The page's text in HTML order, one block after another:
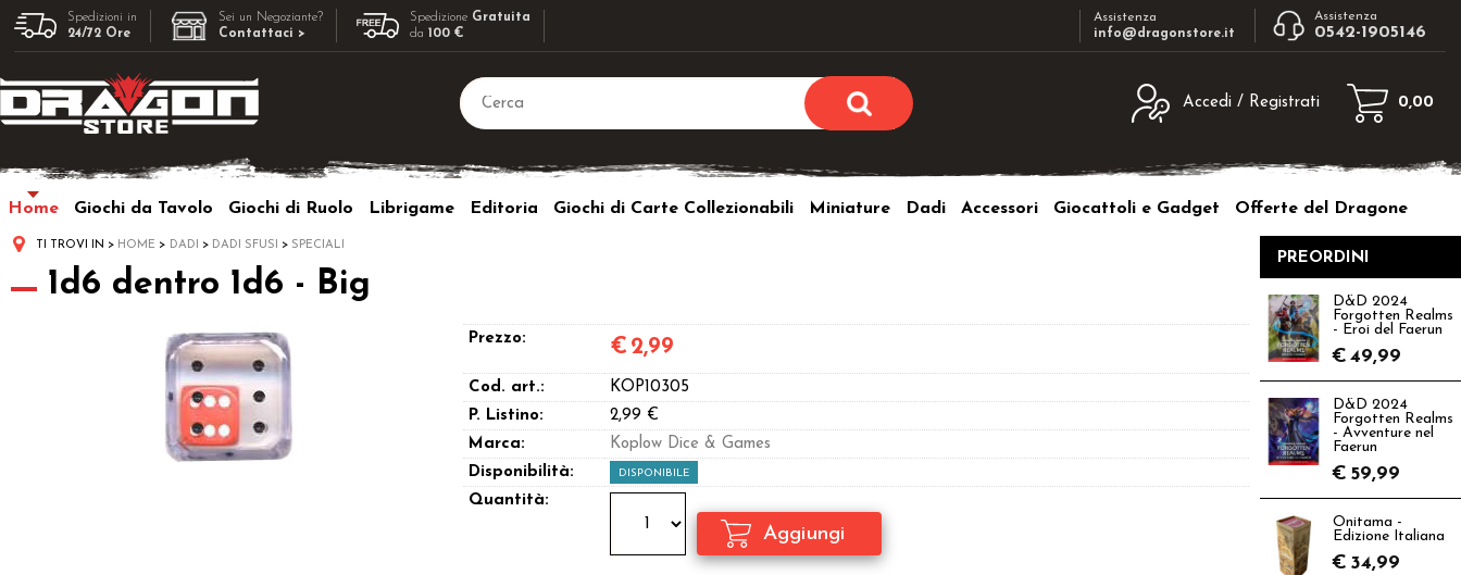
Spedizioni in
24/72 Ore
Sei un Negoziante?
Contattaci >
Spedizione Gratuita
da100 €
Assistenza
info@dragonstore.it
Assistenza
0542-1905146
Accedi / Registrati
utente e la password e poi clicca sul
Password:
sito clicca sul pulsante "Registrati"
0,00
Home Giochi da Tavolo Giochi di Ruolo Librigame Editoria Giochi di Carte Collezionabili Miniature Dadi Accessori Giocattoli e Gadget Offerte del Dragone
TI TROVI IN HOME DADI DADI SFUSI SPECIALI
1d6 dentro 1d6 - Big
Prezzo: € 2,99
Cod. art.:
KOP10305
P. Listino:
2,99 €
Marca:
Koplow Dice & Games
Disponibilità:
DISPONIBILE
Quantità:
PREORDINI
D&D 2024
Forgotten Realms
- Eroi del Faerun
€ 49,99
D&D 2024
Forgotten Realms
- Avventure nel
Faerun
€ 59,99
Onitama -
Edizione Italiana
€ 34,99